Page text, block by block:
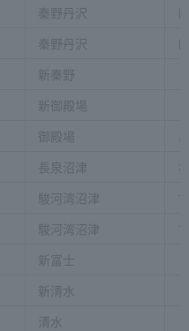
秦野丹沢
秦野丹沢
新秦野
新御殿場
御殿場
長泉沼津
駿河湾沼津
駿河湾沼津
新富士
新清水
清水